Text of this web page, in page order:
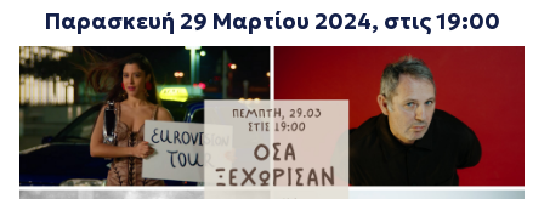
Παρασκευή 29 Μαρτίου 2024, στις 19:00